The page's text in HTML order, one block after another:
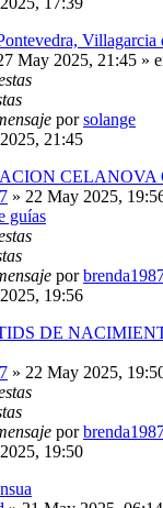
Villagarcia
May 2025, 21:45 »
porsolange
21:45
CELANOVA
» 22 May 2025,
guías
por
19:56
DE
» 22 May 2025,
por
19:50